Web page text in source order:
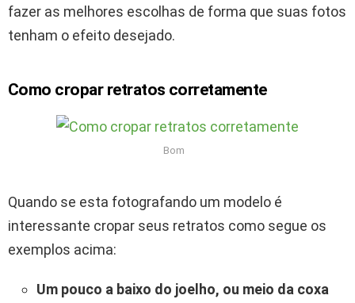
fazer as melhores escolhas de forma que suas fotos
tenham o efeito desejado.
Como cropar retratos corretamente
Bom
Quando se esta fotografando um modelo é
interessante cropar seus retratos como segue os
exemplos acima:
Um pouco a baixo do joelho, ou meio da coxa